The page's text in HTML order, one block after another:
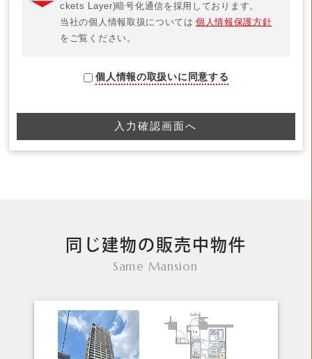
ckets Layer)暗号化通信を採用しております。
当社の個人情報取扱については 個人情報保護方針
をご覧ください。
個人情報の取扱いに同意する
同じ建物の販売中物件
Same Mansion